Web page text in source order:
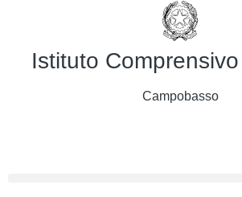
Istituto
Campobasso